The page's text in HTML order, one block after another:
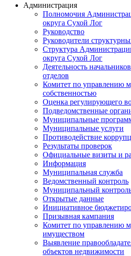
Администрация
Полномочия
округа Сухой Лог
Руководство
Руководители
Структура
округа Сухой Лог
Деятельность
отделов
Комитет по управлению
собственностью
Оценка регулирующего
Подведомственные
Муниципальные
Муниципальные услуги
Противодействие
Результаты проверок
Официальные визиты и
Информация
Муниципальная служба
Ведомственный контроль
Муниципальный
Открытые данные
Инициативное
Призывная кампания
Комитет по управлению
имуществом
Выявление
объектов недвижимости